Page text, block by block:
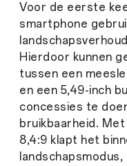
Voor de eerste
smartphone
Hierdoor kunnen
tussen een
en een 5,49-inch
concessies te
bruikbaarheid.
8,4:9 klapt het